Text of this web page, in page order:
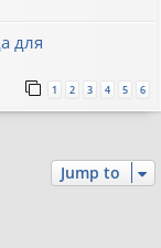
для
1 2 3 4 5 6
Jump to